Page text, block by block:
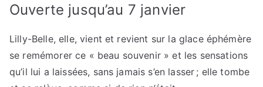
Ouverte jusqu’au 7 janvier
Lilly-Belle, elle, vient et revient sur la glace éphémère
se remémorer ce « beau souvenir » et les sensations
qu’il lui a laissées, sans jamais s’en lasser ; elle tombe